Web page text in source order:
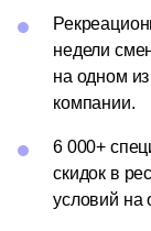
недели
на одном
компании.
6 000+
скидок в
условий на